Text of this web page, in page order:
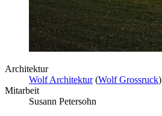
Architektur
Wolf Architektur(Wolf Grossruck)
Mitarbeit
Susann Petersohn